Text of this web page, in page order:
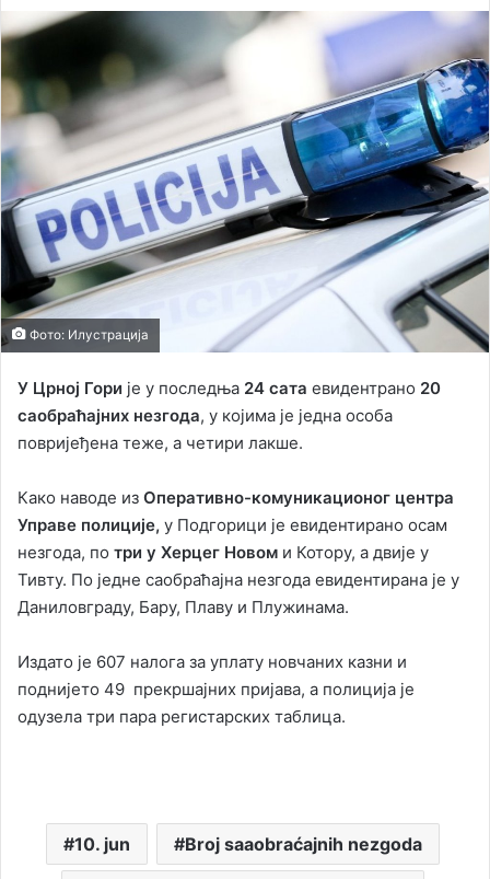
d
a
n
a
i
l
Фото: Илустрација
У Црној Гори је у последња 24 сата евидентрано 20
саобраћајних незгода, у којима је једна особа
повријеђена теже, а четири лакше.
Како наводе из Оперативно-комуникационог центра
Управе полиције, у Подгорици је евидентирано осам
незгода, по три у Херцег Новом и Котору, а двије у
Тивту. По једне саобраћајна незгода евидентирана је у
Даниловграду, Бару, Плаву и Плужинама.
Издато је 607 налога за уплату новчаних казни и
поднијето 49 прекршајних пријава, а полиција је
одузела три пара регистарских таблица.
10. jun Broj saaobraćajnih nezgoda